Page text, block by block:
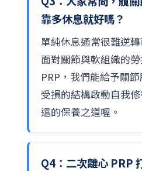
靠多休息就好嗎？
單純休息通常很難逆
面對關節與軟組織的
PRP，我們能給予關
受損的結構啟動自我
遠的保養之道喔。
Q4：二次離心 PRP